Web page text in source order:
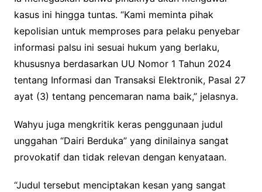
kasus ini hingga tuntas. “Kami meminta pihak
kepolisian untuk memproses para pelaku penyebar
informasi palsu ini sesuai hukum yang berlaku,
khususnya berdasarkan UU Nomor 1 Tahun 2024
tentang Informasi dan Transaksi Elektronik, Pasal 27
ayat (3) tentang pencemaran nama baik,” jelasnya.
Wahyu juga mengkritik keras penggunaan judul
unggahan “Dairi Berduka” yang dinilainya sangat
provokatif dan tidak relevan dengan kenyataan.
“Judul tersebut menciptakan kesan yang sangat